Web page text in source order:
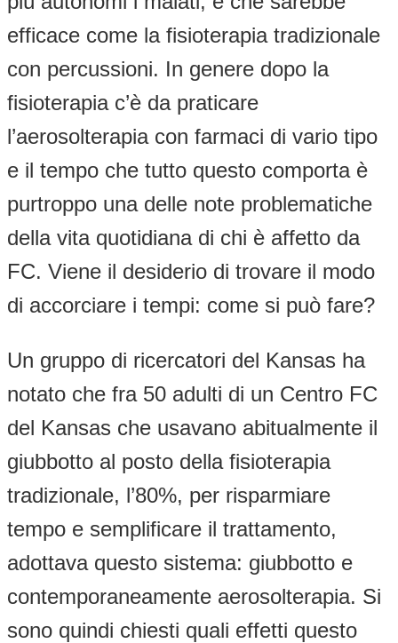
efficace come la fisioterapia tradizionale
con percussioni. In genere dopo la
fisioterapia c’è da praticare
l’aerosolterapia con farmaci di vario tipo
e il tempo che tutto questo comporta è
purtroppo una delle note problematiche
della vita quotidiana di chi è affetto da
FC. Viene il desiderio di trovare il modo
di accorciare i tempi: come si può fare?
Un gruppo di ricercatori del Kansas ha
notato che fra 50 adulti di un Centro FC
del Kansas che usavano abitualmente il
giubbotto al posto della fisioterapia
tradizionale, l’80%, per risparmiare
tempo e semplificare il trattamento,
adottava questo sistema: giubbotto e
contemporaneamente aerosolterapia. Si
sono quindi chiesti quali effetti questo